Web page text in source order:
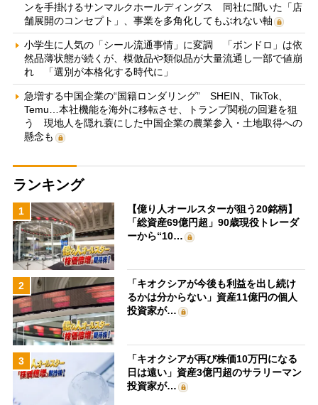
ンを手掛けるサンマルクホールディングス 同社に聞いた「店
舗展開のコンセプト」、事業を多角化してもぶれない軸
小学生に人気の「シール流通事情」に変調 「ボンドロ」は依
然品薄状態が続くが、模倣品や類似品が大量流通し一部で値崩
れ 「選別が本格化する時代に」
急増する中国企業の“国籍ロンダリング” SHEIN、TikTok、
Temu…本社機能を海外に移転させ、トランプ関税の回避を狙
う 現地人を隠れ蓑にした中国企業の農業参入・土地取得への
懸念も
ランキング
1
【億り人オールスターが狙う20銘柄】
「総資産69億円超」90歳現役トレーダ
ーから“10…
2
「キオクシアが今後も利益を出し続け
るかは分からない」資産11億円の個人
投資家が…
3
「キオクシアが再び株価10万円になる
日は遠い」資産3億円超のサラリーマン
投資家が…